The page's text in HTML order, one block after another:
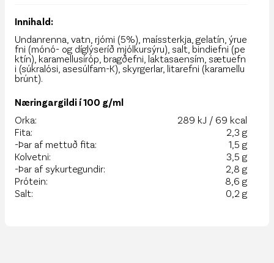
Innihald:
Undanrenna, vatn, rjómi (5%), maíssterkja, gelatín, ýrue
fni (mónó- og díglýseríð mjólkursýru), salt, bindiefni (pe
ktín), karamellusíróp, bragðefni, laktasaensím, sætuefn
i (súkralósi, asesúlfam-K), skyrgerlar, litarefni (karamellu
brúnt).
Næringargildi í 100 g/ml
Orka:
289 kJ / 69 kcal
Fita:
2,3 g
-Þar af mettuð fita:
1,5 g
Kolvetni:
3,5 g
-Þar af sykurtegundir:
2,8 g
Prótein:
8,6 g
Salt:
0,2 g